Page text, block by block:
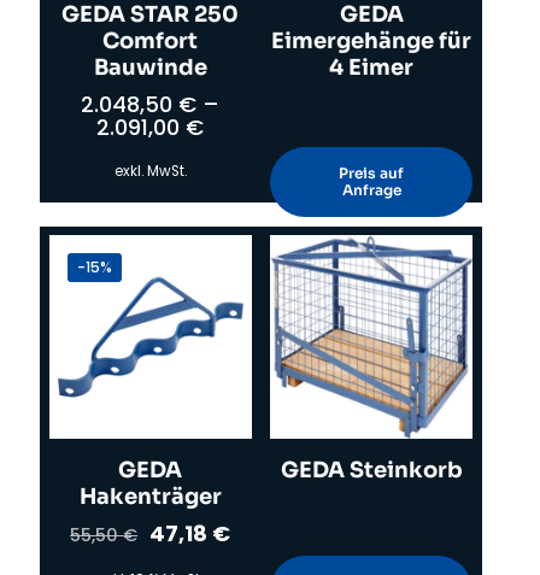
GEDA STAR 250
Comfort
Bauwinde
2.048,50 € –
2.091,00 €
exkl. MwSt.
Dieses
Produkt
mehrere
Varianten
auf.
Die
Optionen
Produktseite
gewählt
werden
GEDA
Eimergehänge für
4 Eimer
Preis auf
Anfrage
-15%
GEDA
Hakenträger
55,50€ Ursprünglicher
47,18 €Aktueller
GEDA Steinkorb